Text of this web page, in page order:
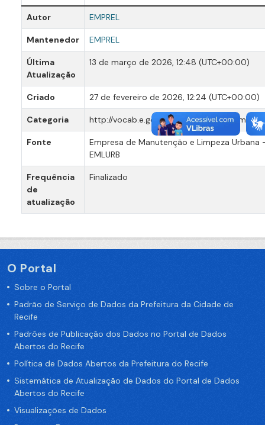
Autor EMPREL
Mantenedor EMPREL
Última
Atualização
13 de março de 2026, 12:48 (UTC+00:00)
Criado 27 de fevereiro de 2026, 12:24 (UTC+00:00)
Categoria http://vocab.e.gov.br/2011/03/
Fonte
Empresa de Manutenção e Limpeza Urbana
EMLURB
Frequência
de
atualização
Finalizado
O Portal
Sobre o Portal
Padrão de Serviço de Dados da Prefeitura da Cidade de
Recife
Padrões de Publicação dos Dados no Portal de Dados
Abertos do Recife
Política de Dados Abertos da Prefeitura do Recife
Sistemática de Atualização de Dados do Portal de Dados
Abertos do Recife
Visualizações de Dados